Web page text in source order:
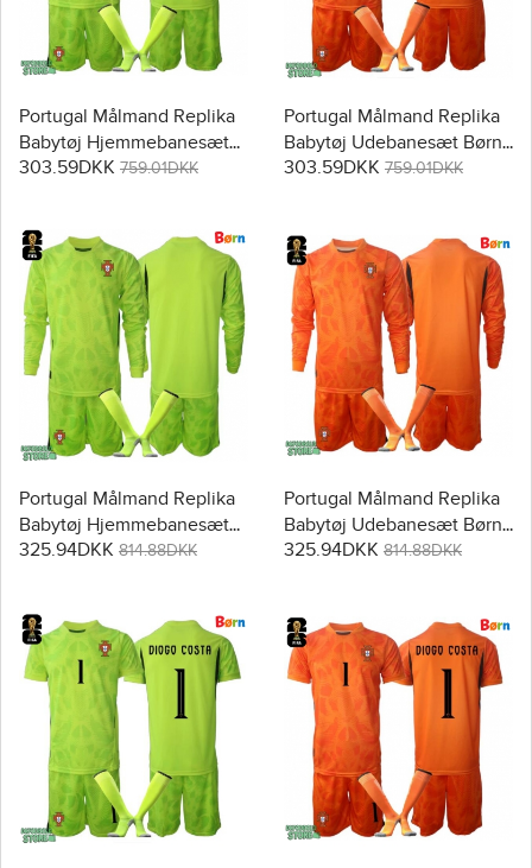
Portugal Målmand Replika
Babytøj Hjemmebanesæt
Børn VM 2026 Kortærmet
303.59DKK 759.01DKK
Portugal Målmand Replika
Babytøj Udebanesæt Børn
VM 2026 Kortærmet (+
303.59DKK 759.01DKK
Portugal Målmand Replika
Babytøj Hjemmebanesæt
Børn VM 2026 Langærmet
325.94DKK 814.88DKK
Portugal Målmand Replika
Babytøj Udebanesæt Børn
VM 2026 Langærmet (+
325.94DKK 814.88DKK